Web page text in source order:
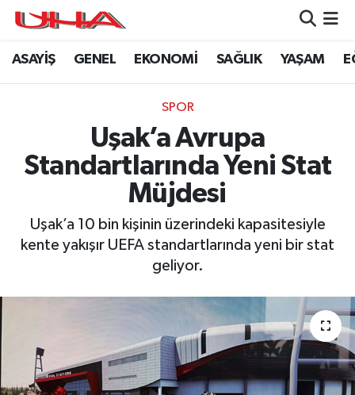
ASAYİŞ GENEL EKONOMİ SAĞLIK YAŞAM
SPOR
Uşak’a Avrupa
Standartlarında Yeni Stat
Müjdesi
Uşak’a 10 bin kişinin üzerindeki kapasitesiyle
kente yakışır UEFA standartlarında yeni bir stat
geliyor.
ASAYİŞ
SAĞLIK
ÇEVRE
Nöbetçi Eczaneler
Namaz Vakitleri
Trafik Durumu
Puan Durumu ve Fikstür